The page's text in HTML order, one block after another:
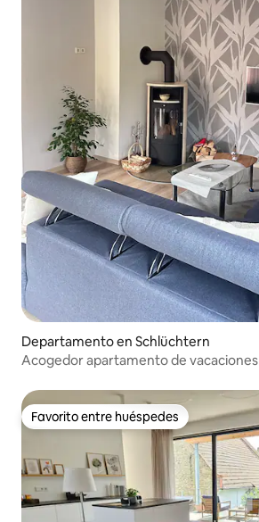
Departamento en Schlüchtern
Acogedor apartamento de vacaciones
Favorito entre huéspedes
Favorito entre huéspedes